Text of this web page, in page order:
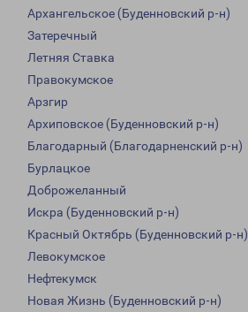
Архангельское (Буденновский р-н)
Затеречный
Летняя Ставка
Правокумское
Арзгир
Архиповское (Буденновский р-н)
Благодарный (Благодарненский р-н)
Бурлацкое
Доброжеланный
Искра (Буденновский р-н)
Красный Октябрь (Буденновский р-н)
Левокумское
Нефтекумск
Новая Жизнь (Буденновский р-н)